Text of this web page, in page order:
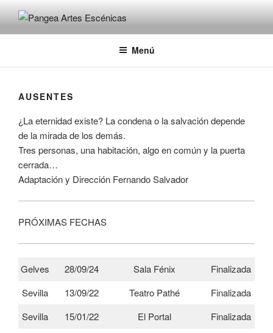
PANGEA ARTES ESCÉNICAS
Pangea
Menú
AUSENTES
¿La eternidad existe? La condena o la salvación depende
de la mirada de los demás.
Tres personas, una habitación, algo en común y la puerta
cerrada…
Adaptación y Dirección Fernando Salvador
PRÓXIMAS FECHAS
Gelves 28/09/24 Sala Fénix
Finalizada
Sevilla
13/09/22 Teatro Pathé
Finalizada
Sevilla
15/01/22 El Portal
Finalizada